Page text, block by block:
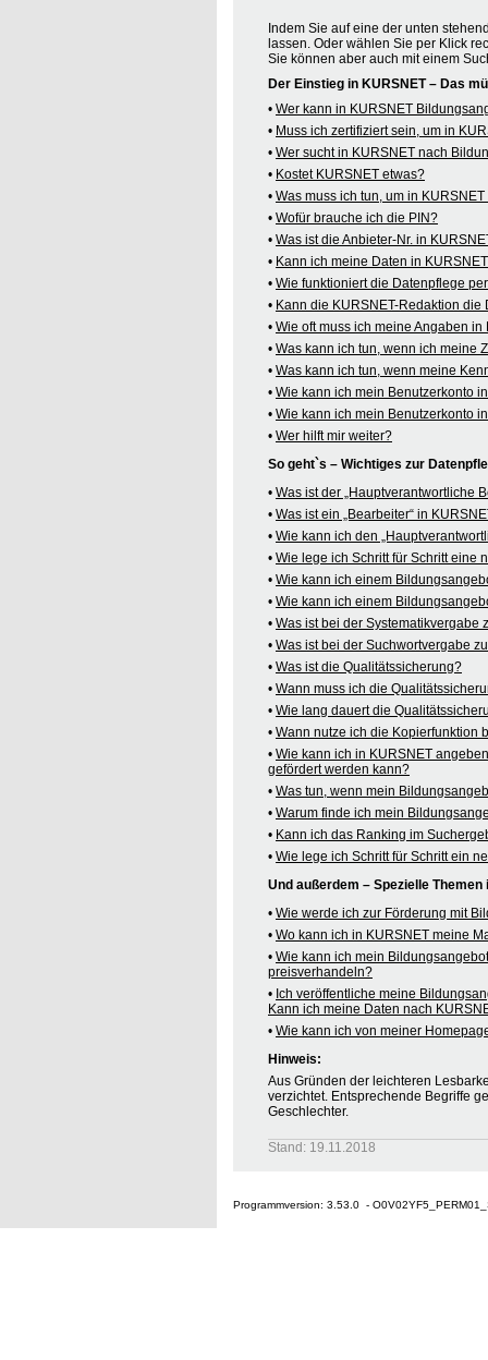
Indem Sie auf eine der unten
lassen. Oder wählen Sie per Klick
Sie können aber auch mit einem
Der Einstieg in KURSNET – Das
• Wer kann in KURSNET
• Muss ich zertifiziert sein, um in
• Wer sucht in KURSNET nach
• Kostet KURSNET etwas?
• Was muss ich tun, um in
• Wofür brauche ich die PIN?
• Was ist die Anbieter-Nr. in
• Kann ich meine Daten in
• Wie funktioniert die Datenpflege
• Kann die KURSNET-Redaktion
• Wie oft muss ich meine Angaben
• Was kann ich tun, wenn ich meine
• Was kann ich tun, wenn meine
• Wie kann ich mein Benutzerkonto
• Wie kann ich mein Benutzerkonto
• Wer hilft mir weiter?
So geht`s – Wichtiges zur
• Was ist der „Hauptverantwortliche
• Was ist ein „Bearbeiter“ in
• Wie kann ich den
• Wie lege ich Schritt für Schritt eine
• Wie kann ich einem
• Wie kann ich einem
• Was ist bei der Systematikvergabe
• Was ist bei der Suchwortvergabe
• Was ist die Qualitätssicherung?
• Wann muss ich die
• Wie lang dauert die
• Wann nutze ich die Kopierfunktion
• Wie kann ich in KURSNET
gefördert werden kann?
• Was tun, wenn mein
• Warum finde ich mein
• Kann ich das Ranking im
• Wie lege ich Schritt für Schritt ein
Und außerdem – Spezielle Themen
• Wie werde ich zur Förderung mit
• Wo kann ich in KURSNET meine
• Wie kann ich mein
preisverhandeln?
• Ich veröffentliche meine
Kann ich meine Daten nach
• Wie kann ich von meiner
Hinweis:
Aus Gründen der leichteren
verzichtet. Entsprechende Begriffe
Geschlechter.
Stand: 19.11.2018
Programmversion: 3.53.0 -